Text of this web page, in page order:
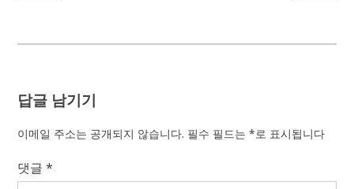
답글 남기기
이메일 주소는 공개되지 않습니다. 필수 필드는*로 표시됩니다
댓글*